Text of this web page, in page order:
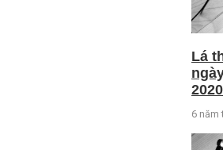
Lá
2020
6 năm